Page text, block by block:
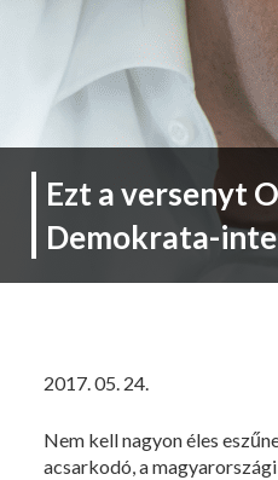
Ezt a versenyt
Demokrata-
2017. 05. 24.
Nem kell nagyon éles
acsarkodó, a